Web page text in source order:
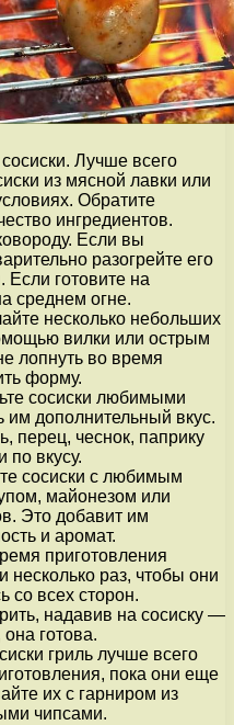
Лучше всего
из мясной лавки или
Обратите
ингредиентов.
Если вы
разогрейте его
Если готовите на
среднем огне.
несколько небольших
вилки или острым
лопнуть во время
форму.
сосиски любимыми
им дополнительный вкус.
перец, чеснок, паприку
по вкусу.
сосиски с любимым
майонезом или
Это добавит им
и аромат.
приготовления
несколько раз, чтобы они
со всех сторон.
надавив на сосиску —
она готова.
гриль лучше всего
пока они еще
их с гарниром из
чипсами.